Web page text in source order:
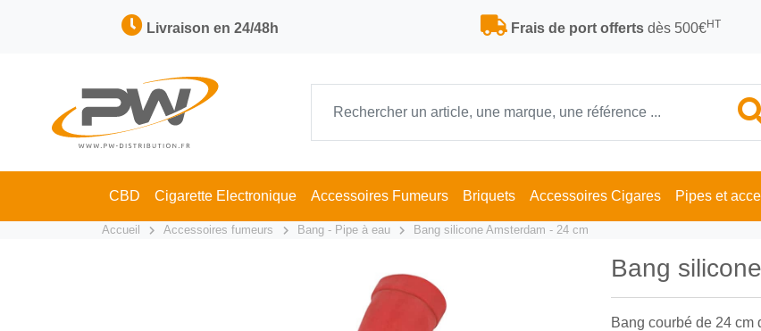
Livraison en 24/48h Frais de port offertsdès 500€HT
CBD Cigarette Electronique Accessoires Fumeurs Briquets Accessoires Cigares Pipes et
Accueil Accessoires fumeurs Bang - Pipe à eau Bang silicone Amsterdam - 24 cm
Bang
Bang courbé de 24 cm